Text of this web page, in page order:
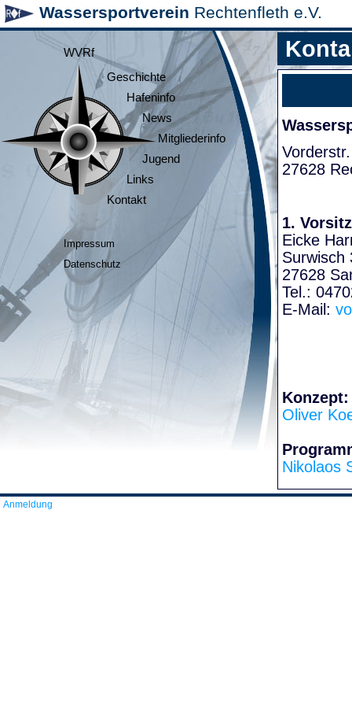
Wassersportverein Rechtenfleth e.V.
WVRf
Geschichte
Hafeninfo
News
Mitgliederinfo
Jugend
Links
Kontakt
Impressum
Datenschutz
27628
1.
Eicke
Surwisch
27628
Tel.:
E-Mail:
Konzept:
Oliver
Nikolaos
Anmeldung